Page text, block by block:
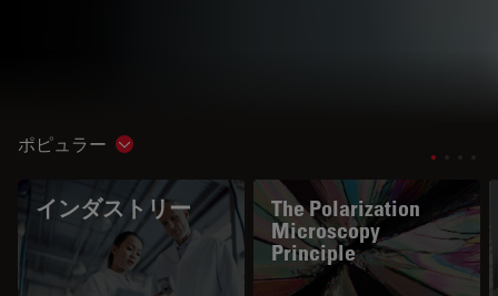
ポピュラー Show subnavigation
インダストリー
The Polarization
Microscopy
Principle